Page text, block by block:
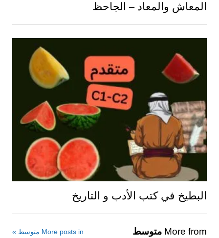
المعاش والمعاد – الجاحظ
البطيخ في كتب الأدب و التاريخ
More from متوسط More posts in متوسط »